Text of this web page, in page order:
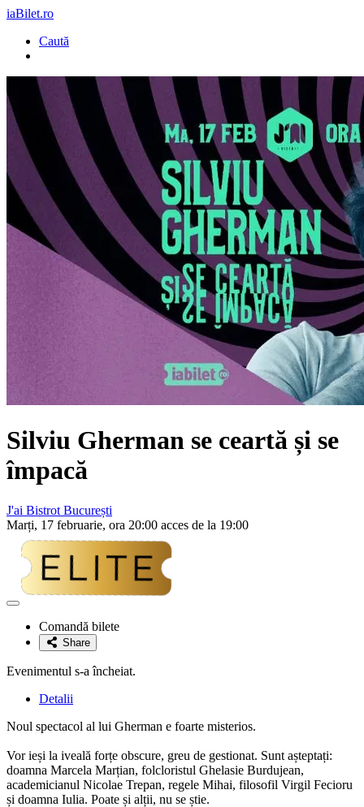
iaBilet.ro
Caută
Silviu Gherman se ceartă și se
împacă
J'ai Bistrot București
Marți, 17 februarie, ora 20:00 acces de la 19:00
Adaugă
favoriteComandă bilete
Share
Evenimentul s-a încheiat.
Detalii
Noul spectacol al lui Gherman e foarte misterios.
Vor ieși la iveală forțe obscure, greu de gestionat. Sunt așteptați:
doamna Marcela Marțian, folcloristul Ghelasie Burdujean,
academicianul Nicolae Trepan, regele Mihai, filosofil Virgil Fecioru
și doamna Iulia. Poate și alții, nu se știe.